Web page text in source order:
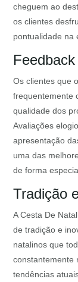
cheguem ao
os clientes
pontualidade na
Os clientes que
frequentemente
qualidade dos
Avaliações
apresentação
uma das
de forma
Tradição
A Cesta De
de tradição e
natalinos que
constantemente
tendências